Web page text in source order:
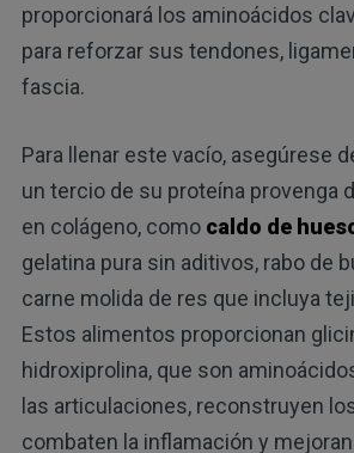
proporcionará los aminoácidos
para reforzar sus tendones,
fascia.
Para llenar este vacío, asegúrese
un tercio de su proteína provenga
en colágeno, como caldo de
gelatina pura sin aditivos, rabo de
carne molida de res que incluya
Estos alimentos proporcionan
hidroxiprolina, que son
las articulaciones, reconstruyen
combaten la inflamación y